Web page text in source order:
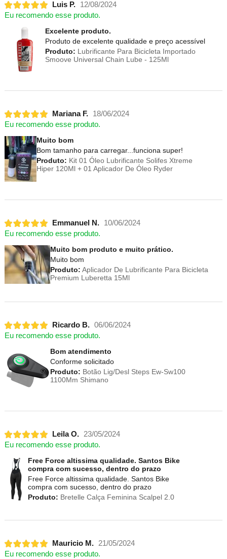
Luis P.
12/08/2024
Eu recomendo esse produto.
Excelente produto.
Produto de excelente qualidade e preço acessível
Produto: Lubrificante Para Bicicleta Importado
Smoove Universal Chain Lube - 125Ml
Mariana F.
18/06/2024
Eu recomendo esse produto.
Muito bom
Bom tamanho para carregar...funciona super!
Produto: Kit 01 Óleo Lubrificante Solifes Xtreme
Hiper 120Ml + 01 Aplicador De Óleo Ryder
Emmanuel N.
10/06/2024
Eu recomendo esse produto.
Muito bom produto e muito prático.
Muito bom
Produto: Aplicador De Lubrificante Para Bicicleta
Premium Luberetta 15Ml
Ricardo B. 06/06/2024
Eu recomendo esse produto.
Bom atendimento
Conforme solicitado
Produto: Botão Lig/Desl Steps Ew-Sw100
1100Mm Shimano
Leila O. 23/05/2024
Eu recomendo esse produto.
Free Force altissima qualidade. Santos Bike
compra com sucesso, dentro do prazo
Free Force altissima qualidade. Santos Bike
compra com sucesso, dentro do prazo
Produto: Bretelle Calça Feminina Scalpel 2.0
Mauricio M. 21/05/2024
Eu recomendo esse produto.